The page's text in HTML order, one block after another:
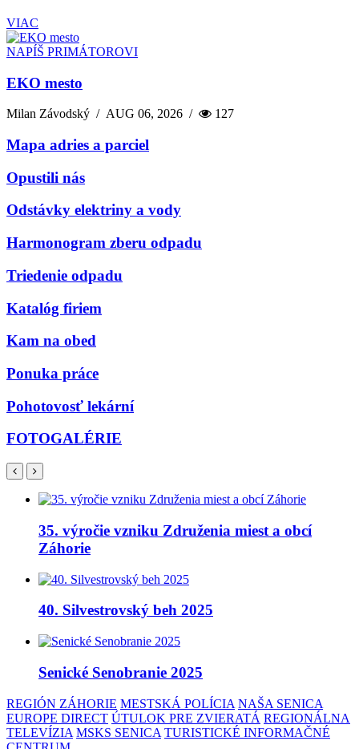
VIAC
NAPÍŠ PRIMÁTOROVI
EKO mesto
Milan Závodský /AUG 06, 2026 / 127
Mapa adries a parciel
Opustili nás
Odstávky elektriny a vody
Harmonogram zberu odpadu
Triedenie odpadu
Katalóg firiem
Kam na obed
Ponuka práce
Pohotovosť lekární
FOTOGALÉRIE
35. výročie vzniku Združenia miest a obcí
Záhorie
40. Silvestrovský beh 2025
Senické Senobranie 2025
REGIÓN ZÁHORIE MESTSKÁ POLÍCIA NAŠA SENICA
EUROPE DIRECT ÚTULOK PRE ZVIERATÁ REGIONÁLNA
TELEVÍZIA MSKS SENICA TURISTICKÉ INFORMAČNÉ